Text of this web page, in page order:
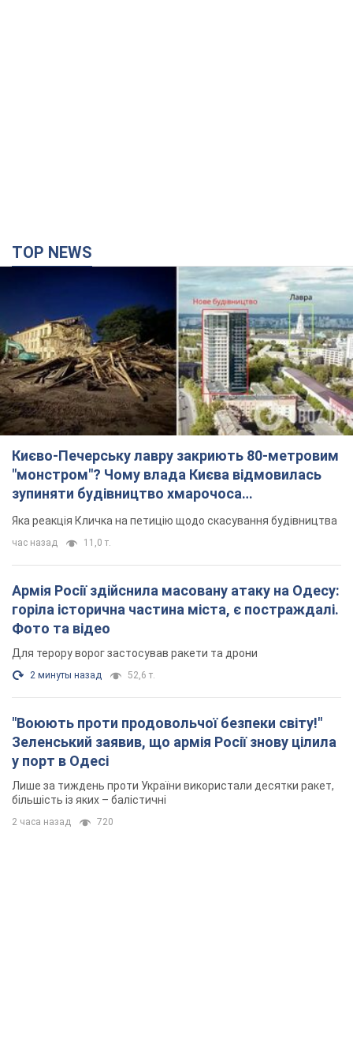
TOP NEWS
Києво-Печерську лавру закриють 80-метровим
"монстром"? Чому влада Києва відмовилась
зупиняти будівництво хмарочоса
"московського вірянина"
Яка реакція Кличка на петицію щодо скасування будівництва
час назад 11,0 т.
Армія Росії здійснила масовану атаку на Одесу:
горіла історична частина міста, є постраждалі.
Фото та відео
Для терору ворог застосував ракети та дрони
2 минуты назад 52,6 т.
"Воюють проти продовольчої безпеки світу!"
Зеленський заявив, що армія Росії знову цілила
у порт в Одесі
Лише за тиждень проти України використали десятки ракет,
більшість із яких – балістичні
2 часа назад 720